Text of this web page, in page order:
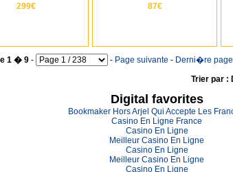
299€ 87€
1 � 9 - - Page suivante - Derni�re page
Trier par :
Digital favorites
Bookmaker Hors Arjel Qui Accepte Les
Casino En Ligne France
Casino En Ligne
Meilleur Casino En Ligne
Casino En Ligne
Meilleur Casino En Ligne
Casino En Ligne